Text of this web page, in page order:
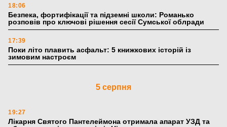
18:06
Безпека, фортифікації та підземні школи: Романько
розповів про ключові рішення сесії Сумської облради
17:39
Поки літо плавить асфальт: 5 книжкових історій із
зимовим настроєм
5 серпня
19:27
Лікарня Святого Пантелеймона отримала апарат УЗД та